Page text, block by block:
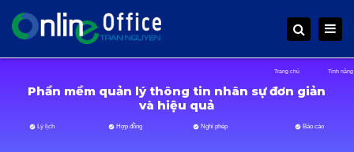
Search
check_circle Lý lịch check_circle Nghỉ phép check_circle Báo cáo
check_circle Hợp đồng
Trang chủ Tính năng
Phần mềm quản lý thông tin nhân sự đơn giản
và hiệu quả